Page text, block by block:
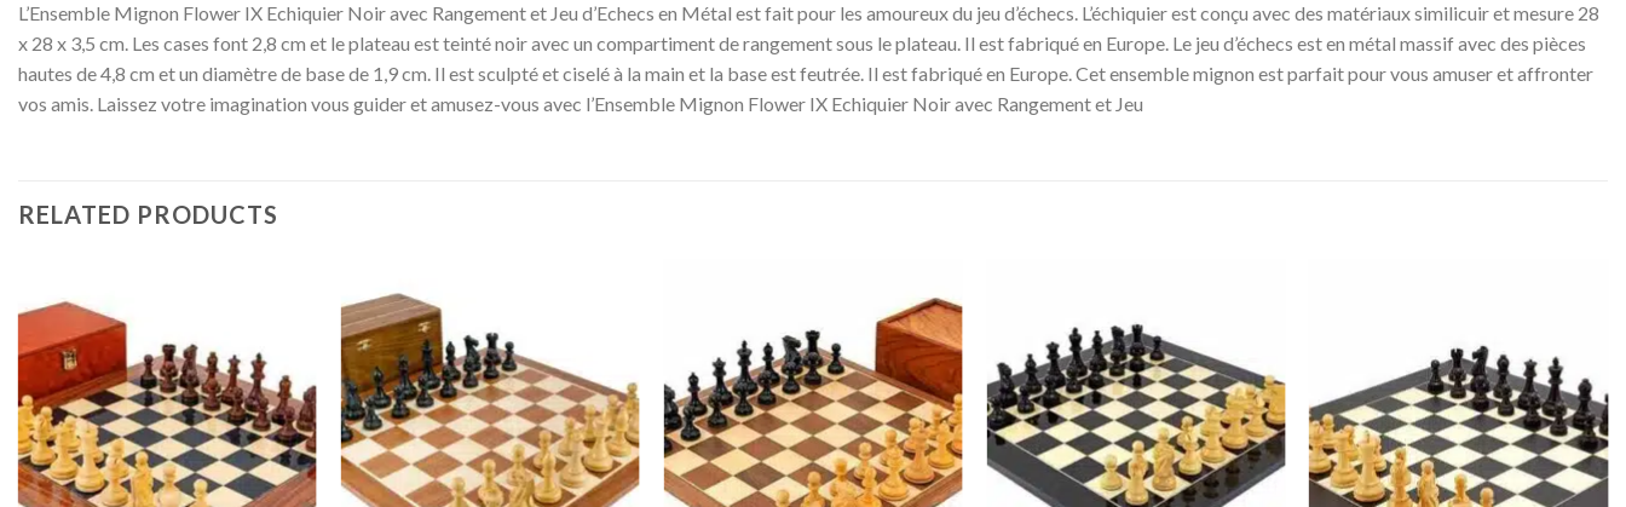
L’Ensemble Mignon Flower IX Echiquier Noir avec Rangement et Jeu d’Echecs en Métal est fait pour les amoureux du jeu d’échecs. L’échiquier est conçu avec des matériaux similicuir et mesure 28
x 28 x 3,5 cm. Les cases font 2,8 cm et le plateau est teinté noir avec un compartiment de rangement sous le plateau. Il est fabriqué en Europe. Le jeu d’échecs est en métal massif avec des pièces
hautes de 4,8 cm et un diamètre de base de 1,9 cm. Il est sculpté et ciselé à la main et la base est feutrée. Il est fabriqué en Europe. Cet ensemble mignon est parfait pour vous amuser et affronter
vos amis. Laissez votre imagination vous guider et amusez-vous avec l’Ensemble Mignon Flower IX Echiquier Noir avec Rangement et Jeu
RELATED PRODUCTS